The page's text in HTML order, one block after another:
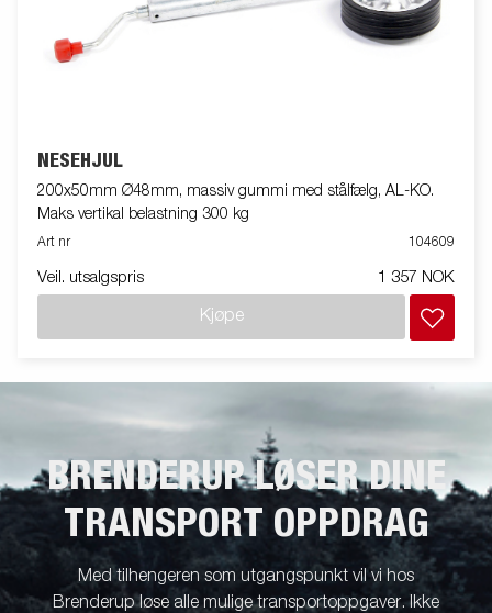
NESEHJUL
200x50mm Ø48mm, massiv gummi med stålfælg, AL-KO.
Maks vertikal belastning 300 kg
Art nr 104609
Veil. utsalgspris 1 357 NOK
Kjøpe
BRENDERUP LØSER DINE
TRANSPORT OPPDRAG
Med tilhengeren som utgangspunkt vil vi hos
Brenderup løse alle mulige transportoppgaver. Ikke